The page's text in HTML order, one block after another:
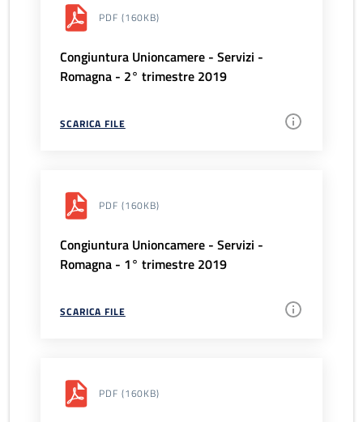
PDF (160KB)
Congiuntura Unioncamere - Servizi -
Romagna - 2° trimestre 2019
SCARICA FILE
PDF (160KB)
Congiuntura Unioncamere - Servizi -
Romagna - 1° trimestre 2019
SCARICA FILE
PDF (160KB)